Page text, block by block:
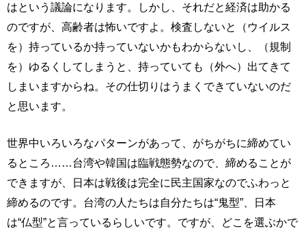
はという議論になります。しかし、それだと経済は助かる
のですが、高齢者は怖いですよ。検査しないと（ウイルス
を）持っているか持っていないかもわからないし、（規制
を）ゆるくしてしまうと、持っていても（外へ）出てきて
しまいますからね。その仕切りはうまくできていないのだ
と思います。
世界中いろいろなパターンがあって、がちがちに締めてい
るところ……台湾や韓国は臨戦態勢なので、締めることが
できますが、日本は戦後は完全に民主国家なのでふわっと
締めるのです。台湾の人たちは自分たちは“鬼型”、日本
は“仏型”と言っているらしいです。ですが、どこを選ぶかで